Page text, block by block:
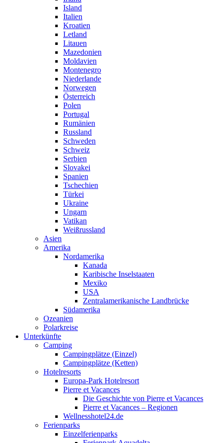
Island
Italien
Kroatien
Letland
Litauen
Mazedonien
Moldavien
Montenegro
Niederlande
Norwegen
Österreich
Polen
Portugal
Rumänien
Russland
Schweden
Schweiz
Serbien
Slovakei
Spanien
Tschechien
Türkei
Ukraine
Ungarn
Vatikan
Weißrussland
Asien
Amerika
Nordamerika
Kanada
Karibische Inselstaaten
Mexiko
USA
Zentralamerikanische Landbrücke
Südamerika
Ozeanien
Polarkreise
Unterkünfte
Camping
Campingplätze (Einzel)
Campingplätze (Ketten)
Hotelresorts
Europa-Park Hotelresort
Pierre et Vacances
Die Geschichte von Pierre et Vacances
Pierre et Vacances – Regionen
Wellnesshotel24.de
Ferienparks
Einzelferienparks